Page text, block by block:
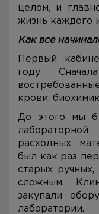
целом, и
жизнь каждого
Как все
Первый
году.
крови,
До этого мы 6
расходных
был как раз
старых
сложным.
закупали